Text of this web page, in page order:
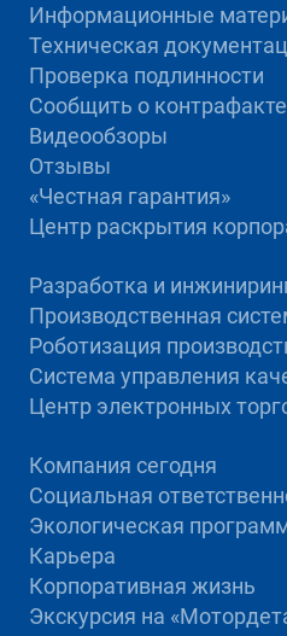
Информационные
Техническая
Проверка подлинности
Сообщить о контрафакте
Видеообзоры
Отзывы
«Честная гарантия»
Центр раскрытия
Разработка и
Производственная
Роботизация
Система управления
Центр электронных
Компания сегодня
Социальная
Экологическая
Карьера
Корпоративная жизнь
Экскурсия на